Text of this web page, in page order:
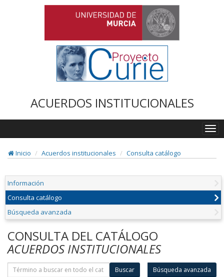
ACUERDOS INSTITUCIONALES
Inicio
Acuerdos institucionales Consulta catálogo
Información
Consulta catálogo
Búsqueda avanzada
CONSULTA DEL CATÁLOGO
ACUERDOS INSTITUCIONALES
Buscar Búsqueda avanzada